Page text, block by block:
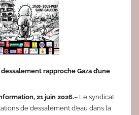
d
a
c
2
rapproche Gaza d’une
21 juin 2026.– Le syndicat
de dessalement d’eau dans la